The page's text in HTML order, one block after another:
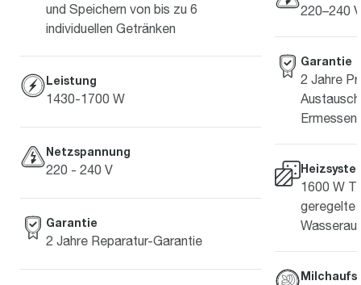
und Speichern von bis zu 6
individuellen Getränken
Leistung
1430-1700 W
Netzspannung
220 - 240 V
Garantie
2 Jahre Reparatur-Garantie
220–240
Garantie
2 Jahre
1600 W
geregelte